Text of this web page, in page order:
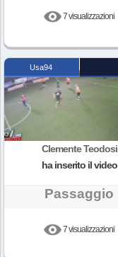
7 visualizzazioni
Usa94
Clemente Teodosi
ha inserito il video
Passaggio
7 visualizzazioni